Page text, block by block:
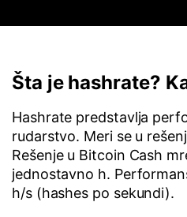
Šta je hashrate?
Hashrate predstavlja
rudarstvo. Meri se u
Rešenje u Bitcoin Cash
jednostavno h.
h/s (hashes po sekundi).